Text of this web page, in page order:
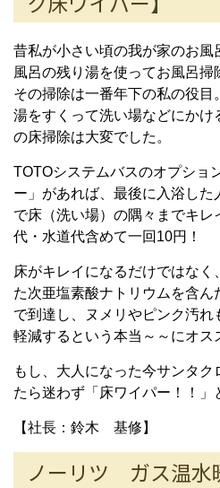
昔私が小さい頃の我が家のお風
風呂の残り湯を使ってお風呂掃
その掃除は一番年下の私の役目
湯をすくって洗い場などにか
の床掃除は大変でした。
TOTOシステムバスのオプショ
ー」があれば、最後に入浴し
で床（洗い場）の隅々までキ
代・水道代含めて一回10円！
床がキレイになるだけではな
た次亜塩素酸ナトリウムを含ん
で到達し、ヌメリやピンク汚れ
軽減するという本当～～にオス
もし、大人になった今サンタ
たら迷わず「床ワイパー！！」
【社長：鈴木 基修】
ノーリツ ガス温水